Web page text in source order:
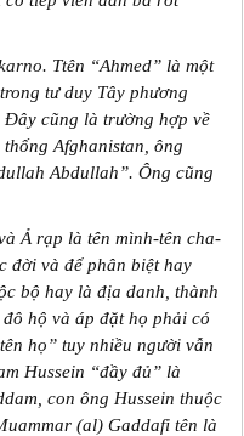
Ttên “Ahmed” là một
tư duy Tây phương
cũng là trường hợp về
Afghanistan, ông
Abdullah”. Ông cũng
Ả rạp là tên mình-tên cha-
đời và để phân biệt hay
bộ hay là địa danh, thành
hộ và áp đặt họ phải có
họ” tuy nhiều người vẫn
Hussein “đầy đủ” là
con ông Hussein thuộc
(al) Gaddafi tên là